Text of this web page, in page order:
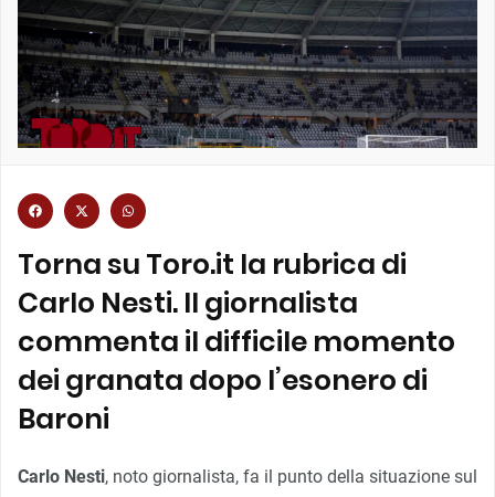
Torna su Toro.it la rubrica di
Carlo Nesti. Il giornalista
commenta il difficile momento
dei granata dopo l’esonero di
Baroni
Carlo Nesti, noto giornalista, fa il punto della situazione sul